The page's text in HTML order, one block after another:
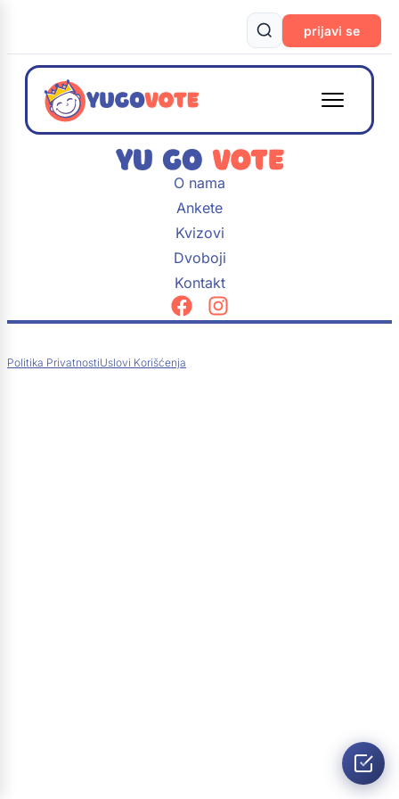
prijavi se
O nama
Ankete
Kvizovi
Dvoboji
Kontakt
Politika PrivatnostiUslovi Korišćenja